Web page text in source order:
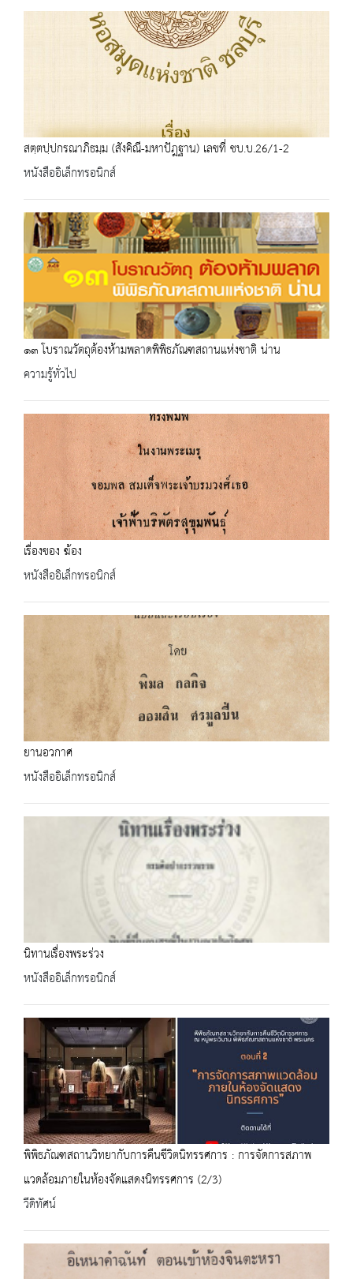
สตฺตปฺปกรณาภิธมฺม (สังคิณี-มหาปัฎฐาน) เลขที่ ชบ.บ.26/1-2
หนังสืออิเล็กทรอนิกส์
๑๓ โบราณวัตถุต้องห้ามพลาดพิพิธภัณฑสถานแห่งชาติ น่าน
ความรู้ทั่วไป
เรื่องของ ฆ้อง
หนังสืออิเล็กทรอนิกส์
ยานอวกาศ
หนังสืออิเล็กทรอนิกส์
นิทานเรื่องพระร่วง
หนังสืออิเล็กทรอนิกส์
พิพิธภัณฑสถานวิทยากับการคืนชีวิตนิทรรศการ : การจัดการสภาพ
แวดล้อมภายในห้องจัดแสดงนิทรรศการ (2/3)
วีดิทัศน์